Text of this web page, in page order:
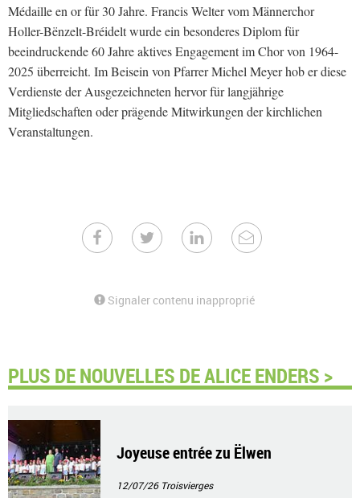
Médaille en or für 30 Jahre. Francis Welter vom Männerchor
Holler-Bënzelt-Bréidelt wurde ein besonderes Diplom für
beeindruckende 60 Jahre aktives Engagement im Chor von 1964-
2025 überreicht. Im Beisein von Pfarrer Michel Meyer hob er diese
Verdienste der Ausgezeichneten hervor für langjährige
Mitgliedschaften oder prägende Mitwirkungen der kirchlichen
Veranstaltungen.
Signaler contenu inapproprié
PLUS DE NOUVELLES DE ALICE ENDERS >
Joyeuse entrée zu Ëlwen
12/07/26 Troisvierges